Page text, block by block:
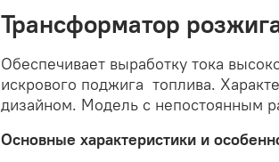
Трансформатор
Обеспечивает выработку тока
искрового поджига топлива.
дизайном. Модель с непостоянным
Основные характеристики и